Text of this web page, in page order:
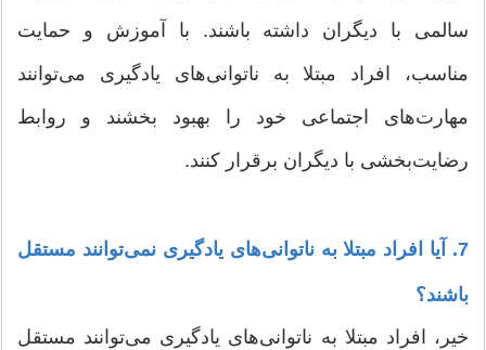
سالمی با دیگران داشته باشند. با آموزش و حمایت
مناسب، افراد مبتلا به ناتوانی‌های یادگیری می‌توانند
مهارت‌های اجتماعی خود را بهبود بخشند و روابط
رضایت‌بخشی با دیگران برقرار کنند.
7. آیا افراد مبتلا به ناتوانی‌های یادگیری نمی‌توانند مستقل
باشند؟
خیر، افراد مبتلا به ناتوانی‌های یادگیری می‌توانند مستقل